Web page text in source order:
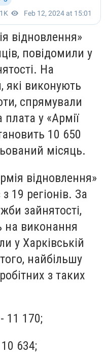
відновлення»
повідомили у
На
які виконують
спрямували
у «Армії
10 650
місяць.
відновлення»
19 регіонів. За
зайнятості,
на виконання
у Харківській
найбільшу
з таких
11 170;
634;